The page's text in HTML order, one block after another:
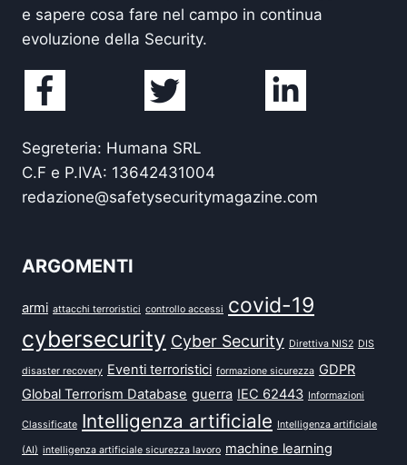
e sapere cosa fare nel campo in continua
evoluzione della Security.
Segreteria: Humana SRL
C.F e P.IVA: 13642431004
redazione@safetysecuritymagazine.com
ARGOMENTI
armi attacchi terroristici controllo accessi covid-19
cybersecurity Cyber Security Direttiva NIS2 DIS
disaster recovery Eventi terroristici formazione sicurezza GDPR
Global Terrorism Database guerra IEC 62443 Informazioni
Classificate Intelligenza artificiale Intelligenza artificiale
(AI) intelligenza artificiale sicurezza lavoro machine learning